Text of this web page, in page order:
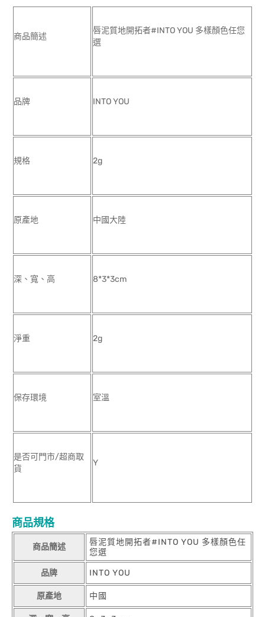
商品簡述
唇泥質地開拓者#INTO YOU 多樣顏色任您
選
品牌 INTO YOU
規格 2g
原產地 中國大陸
深、寬、高 8*3*3cm
淨重 2g
保存環境 室溫
是否可門市/超商取
貨
Y
商品規格
商品簡述
唇泥質地開拓者#INTO YOU 多樣顏色任
您選
品牌 INTO YOU
原產地 中國